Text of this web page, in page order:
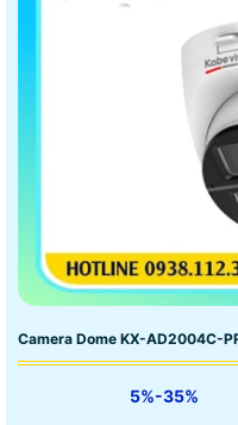
Camera Dome KX-AD2004C-
5%-35%